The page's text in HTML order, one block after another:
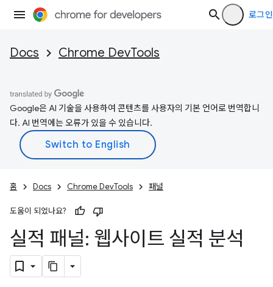
로그인
Docs Chrome DevTools
Google은 AI 기술을 사용하여 콘텐츠를 사용자의 기본 언어로 번역합니
다. AI 번역에는 오류가 있을 수 있습니다.
홈 Docs Chrome DevTools 패널
도움이 되었나요?
실적 패널: 웹사이트 실적 분석